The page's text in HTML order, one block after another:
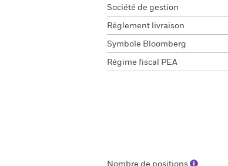
Société de gestion
Réglement livraison
Symbole Bloomberg
Régime fiscal PEA
Nombre de positions